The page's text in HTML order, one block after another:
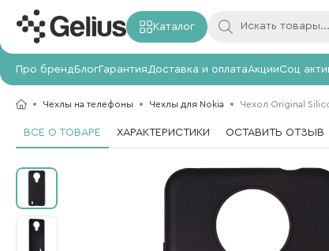
Каталог
Про брендБлогГарантия Доставка и оплатаАкцииСоц
Чехлы на телефоны Чехлы для Nokia Чехол Original
ВСЕ О ТОВАРЕ ХАРАКТЕРИСТИКИ ОСТАВИТЬ ОТЗЫВ